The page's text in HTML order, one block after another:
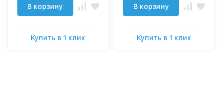
В корзину
Купить в 1 клик
В корзину
Купить в 1 клик